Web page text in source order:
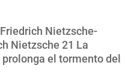
Nietzsche-
Nietzsche 21 La
el tormento del